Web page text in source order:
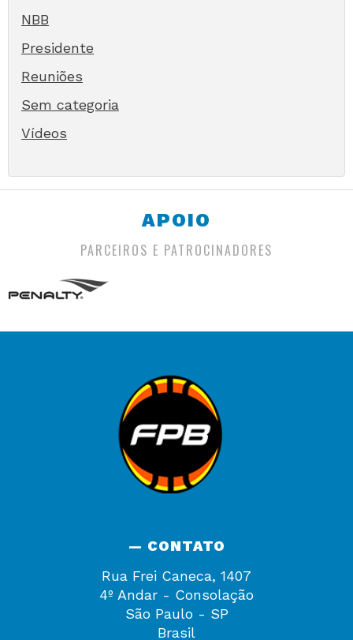
NBB
Presidente
Reuniões
Sem categoria
Vídeos
APOIO
PARCEIROS E PATROCINADORES
— CONTATO
Rua Frei Caneca, 1407
4º Andar - Consolação
São Paulo - SP
Brasil